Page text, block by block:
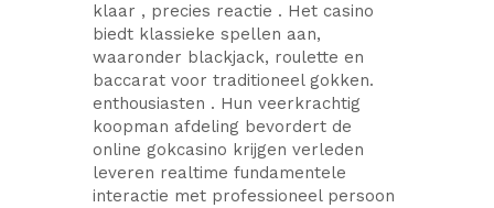
klaar , precies reactie . Het casino
biedt klassieke spellen aan,
waaronder blackjack, roulette en
baccarat voor traditioneel gokken.
enthousiasten . Hun veerkrachtig
koopman afdeling bevordert de
online gokcasino krijgen verleden
leveren realtime fundamentele
interactie met professioneel persoon